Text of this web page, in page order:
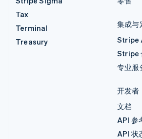
Tax
Terminal
Treasury
集成与
Stripe
Stripe
专业服
开发者
文档
API 参
API 状